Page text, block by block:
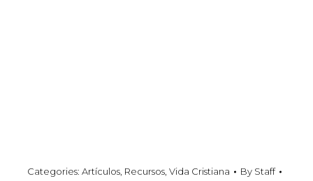
Categories: Artículos Recursos Vida Cristiana By Staff